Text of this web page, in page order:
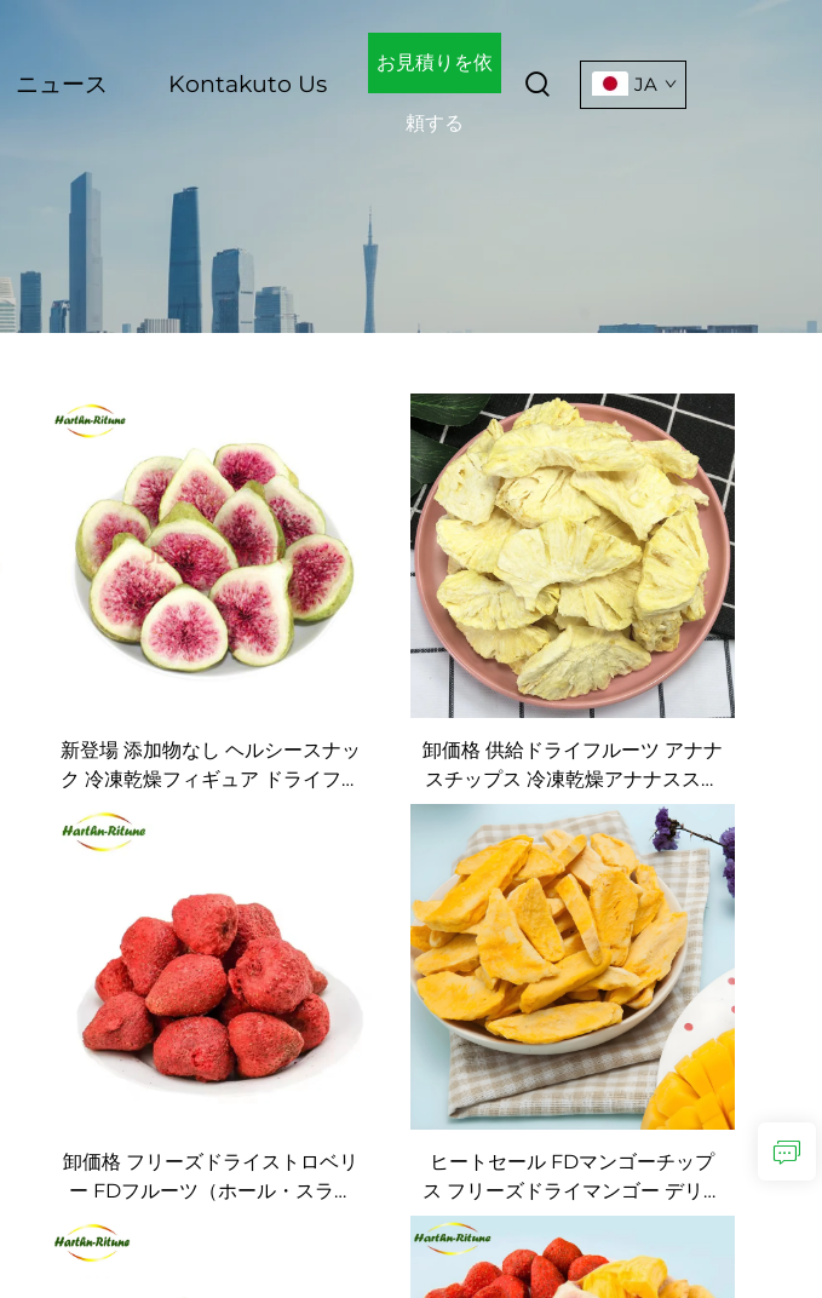
ニュース Kontakuto Us
お見積りを依
頼する
JA
新登場 添加物なし ヘルシースナッ
ク 冷凍乾燥フィギュア ドライフル
卸価格 供給ドライフルーツ アナナ
スチップス 冷凍乾燥アナナススラ
イス
卸価格 フリーズドライストロベリ
ー FDフルーツ（ホール・スライ
ス・角切り） フリーズドライスト
ヒートセール FDマンゴーチップ
ス フリーズドライマンゴー デリシ
ャス ヘルシースナック